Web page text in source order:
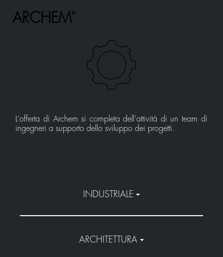
ARCHEM®
L’offerta di Archem si completa dell’attività di un team di
ingegneri a supporto dello sviluppo dei progetti.
INDUSTRIALE
ARCHITETTURA